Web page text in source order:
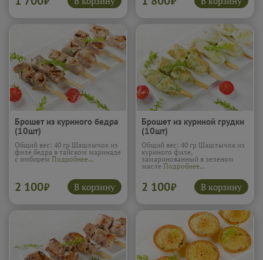
Брошет из куриного бедра
(10шт)
Общий вес: 40 гр Шашлычок из
филе бедра в тайском маринаде
с имбирем Подробнее...
2 100₽ В корзину
Брошет из куриной грудки
(10шт)
Общий вес: 40 гр Шашлычок из
куриного филе,
замаринованный в зеленом
масле Подробнее...
2 100₽ В корзину